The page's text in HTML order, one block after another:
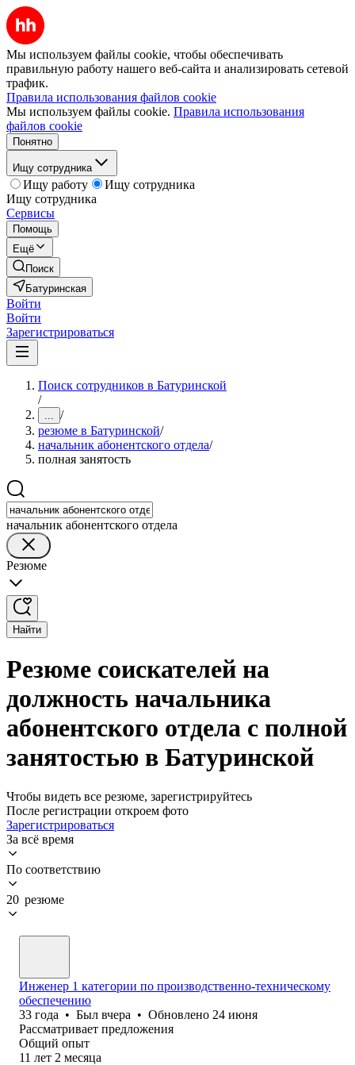
Мы используем файлы cookie, чтобы обеспечивать
правильную работу нашего веб-сайта и анализировать сетевой
трафик.
Правила использования файлов cookie
Мы используем файлы cookie. Правила использования
файлов cookie
Понятно
Ищу сотрудника
Ищу работу
Ищу сотрудника
Ищу сотрудника
Сервисы
Помощь
Ещё
Поиск
Батуринская
Войти
Войти
Зарегистрироваться
Поиск сотрудников в Батуринской
/
... /
резюме в Батуринской/
начальник абонентского отдела/
полная занятость
начальник абонентского отдела
Резюме
Найти
Резюме соискателей на
должность начальника
абонентского отдела с полной
занятостью в Батуринской
Чтобы видеть все резюме, зарегистрируйтесь
После регистрации откроем фото
Зарегистрироваться
За всё время
По соответствию
20 резюме
Инженер 1 категории по производственно-техническому
обеспечению
33 года • Был вчера • Обновлено 24 июня
Рассматривает предложения
Общий опыт
11 лет 2 месяца